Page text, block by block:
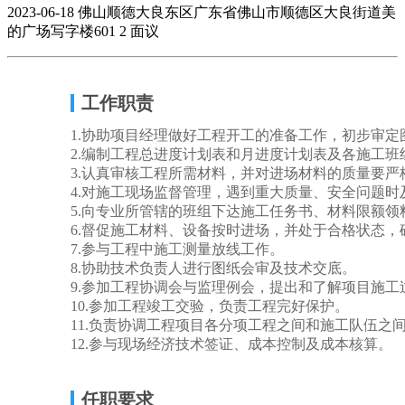
2023-06-18 佛山顺德大良东区广东省佛山市顺德区大良街道美
的广场写字楼601 2 面议
工作职责
1.协助项目经理做好工程开工的准备工作，初步审
2.编制工程总进度计划表和月进度计划表及各施工
3.认真审核工程所需材料，并对进场材料的质量要严
4.对施工现场监督管理，遇到重大质量、安全问题
5.向专业所管辖的班组下达施工任务书、材料限额
6.督促施工材料、设备按时进场，并处于合格状态
7.参与工程中施工测量放线工作。
8.协助技术负责人进行图纸会审及技术交底。
9.参加工程协调会与监理例会，提出和了解项目施
10.参加工程竣工交验，负责工程完好保护。
11.负责协调工程项目各分项工程之间和施工队伍之
12.参与现场经济技术签证、成本控制及成本核算。
任职要求